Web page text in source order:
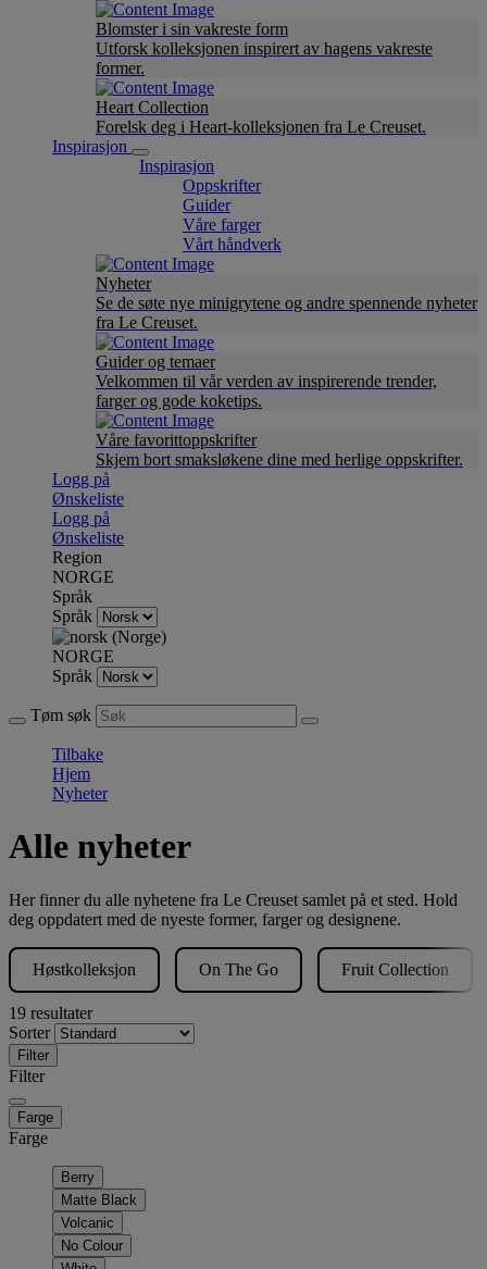
Blomster i sin vakreste form
Utforsk kolleksjonen inspirert av hagens vakreste
former.
Heart Collection
Forelsk deg i Heart-kolleksjonen fra Le Creuset.
Inspirasjon
Inspirasjon
Oppskrifter
Guider
Våre farger
Vårt håndverk
Nyheter
Se de søte nye minigrytene og andre spennende nyheter
fra Le Creuset.
Guider og temaer
Velkommen til vår verden av inspirerende trender,
farger og gode koketips.
Våre favorittoppskrifter
Skjem bort smaksløkene dine med herlige oppskrifter.
Logg på
Ønskeliste
Logg på
Ønskeliste
Region
NORGE
Språk
Språk
NORGE
Språk
Tøm søk
Tilbake
Hjem
Nyheter
Alle nyheter
Her finner du alle nyhetene fra Le Creuset samlet på et sted. Hold
deg oppdatert med de nyeste former, farger og designene.
Høstkolleksjon On The Go Fruit Collection
19 resultater
Sorter
Filter
Filter
Farge
Farge
Berry
Matte Black
Volcanic
No Colour